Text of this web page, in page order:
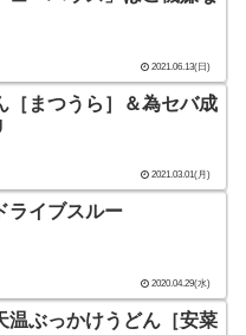
2021.06.13(日)
［まつうら］＆為セバ成
2021.03.01(月)
ライブスルー
2020.04.29(水)
温ぶっかけうどん［安菜